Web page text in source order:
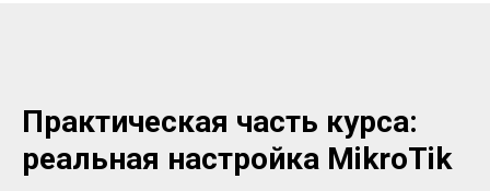
Практическая часть курса:
реальная настройка MikroTik